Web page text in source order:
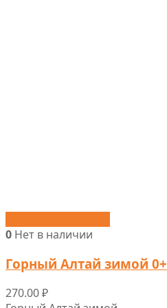
0 Нет в наличии
Горный Алтай зимой 0+
270.00₽